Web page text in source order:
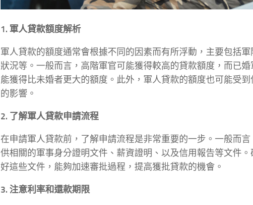
1. 軍人貸款額度解析
軍人貸款的額度通常會根據不同的因素而有所浮動，主要包括
狀況等。一般而言，高階軍官可能獲得較高的貸款額度，而已
能獲得比未婚者更大的額度。此外，軍人貸款的額度也可能受
的影響。
2. 了解軍人貸款申請流程
在申請軍人貸款前，了解申請流程是非常重要的一步。一般而
供相關的軍事身分證明文件、薪資證明、以及信用報告等文件
好這些文件，能夠加速審批過程，提高獲批貸款的機會。
3. 注意利率和還款期限